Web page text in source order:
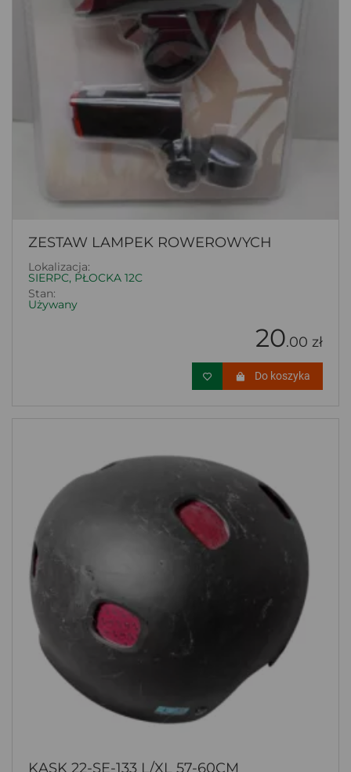
ZESTAW LAMPEK ROWEROWYCH
Lokalizacja:
SIERPC, PŁOCKA 12C
Stan:
Używany
20.00 zł
Do koszyka
KASK 22-SE-133 L/XL 57-60CM